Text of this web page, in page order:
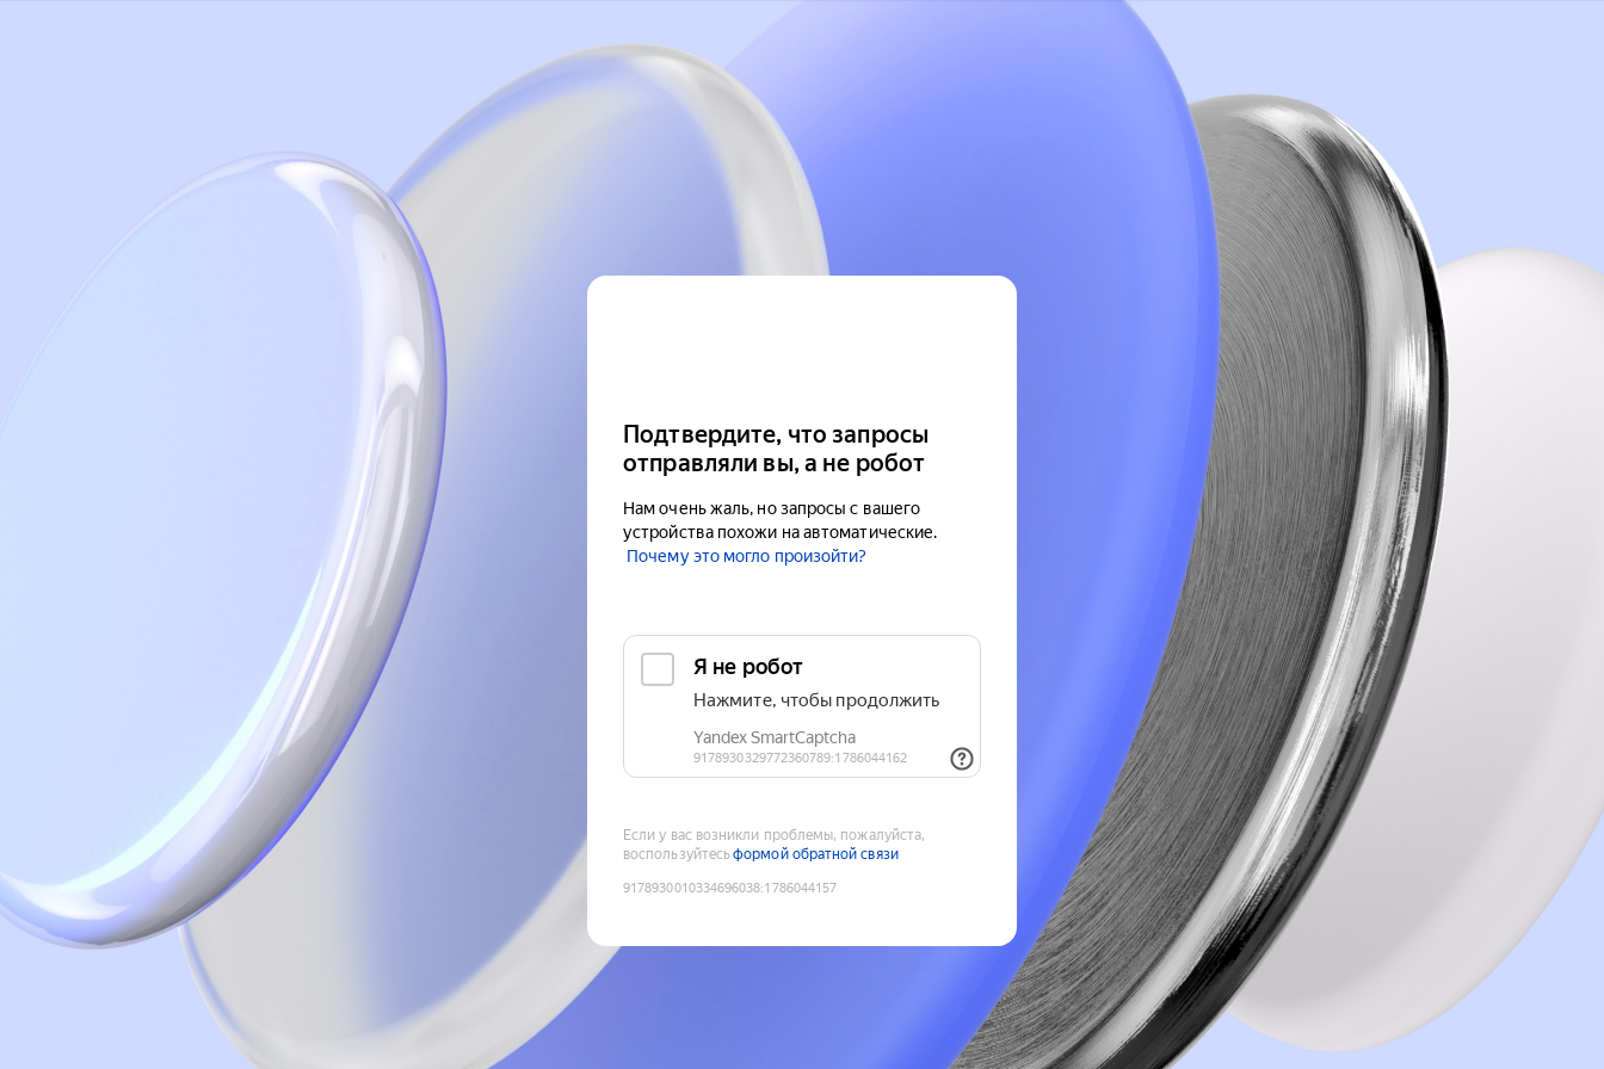
Подтвердите, что запросы
отправляли вы, а не робот
Нам очень жаль, но запросы с вашего
устройства похожи на автоматические.
Почему это могло произойти?
Если у вас возникли проблемы, пожалуйста,
воспользуйтесьформой обратной связи
9178930010334696038:1786044157